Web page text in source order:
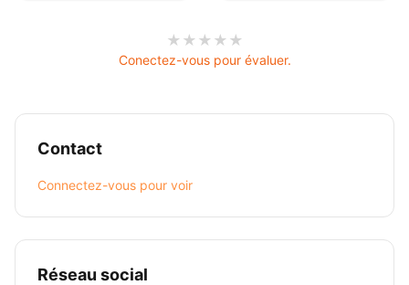
★ ★ ★ ★ ★
Conectez-vous pour évaluer.
Contact
Connectez-vous pour voir
Réseau social